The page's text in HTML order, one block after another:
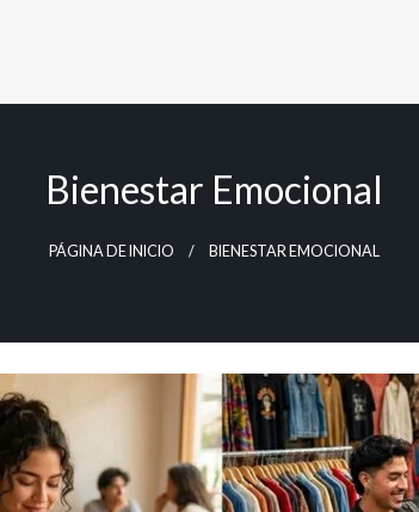
Bienestar Emocional
PÁGINA DE INICIO BIENESTAR EMOCIONAL